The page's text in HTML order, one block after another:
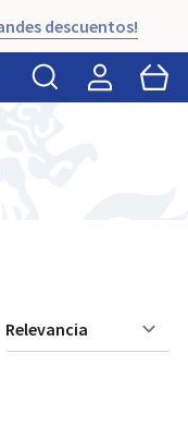
descuentos!
Buscar Cart